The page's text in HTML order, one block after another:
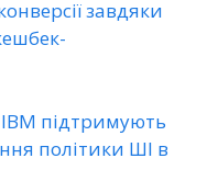
завдяки
IBM підтримують
політики ШІ в